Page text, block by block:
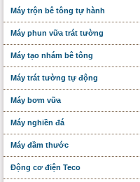
Máy trộn bê tông tự hành
Máy phun vữa trát tường
Máy tạo nhám bê tông
Máy trát tường tự động
Máy bơm vữa
Máy nghiền đá
Máy đầm thước
Động cơ điện Teco